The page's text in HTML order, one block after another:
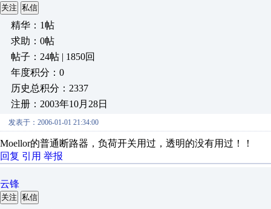
关注 私信
精华：1帖
求助：0帖
帖子：24帖 | 1850回
年度积分：0
历史总积分：2337
注册：2003年10月28日
发表于：2006-01-01 21:34:00
Moellor的普通断路器，负荷开关用过，透明的没有用过！！
回复 引用 举报
云锋
关注 私信